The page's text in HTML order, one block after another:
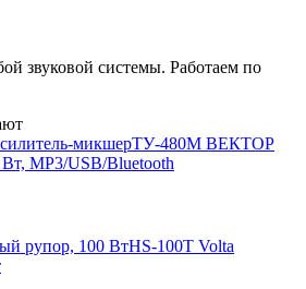
звуковой системы. Работаем по
ТУ-480М ВЕКТОР
MP3/USB/Bluetooth
HS-100T Volta